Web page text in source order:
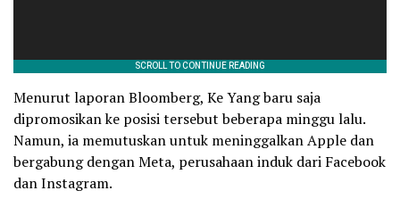
Menurut laporan Bloomberg, Ke Yang baru saja
dipromosikan ke posisi tersebut beberapa minggu lalu.
Namun, ia memutuskan untuk meninggalkan Apple dan
bergabung dengan Meta, perusahaan induk dari Facebook
dan Instagram.